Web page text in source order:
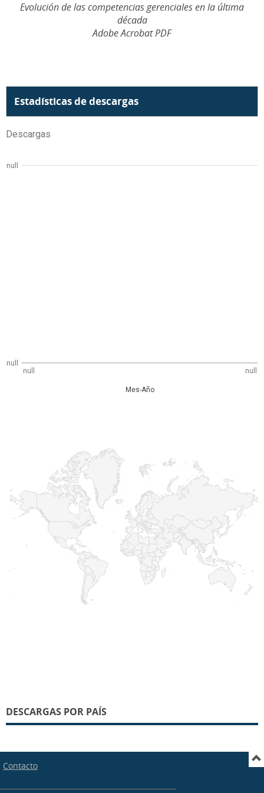
Evolución de las competencias gerenciales en la última
década
Adobe Acrobat PDF
Estadísticas de descargas
Descargas
null null
Mes-Año
null
null
DESCARGAS POR PAÍS
Contacto